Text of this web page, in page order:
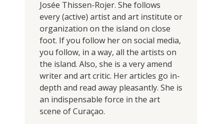
Josée Thissen-Rojer. She follows
every (active) artist and art institute or
organization on the island on close
foot. If you follow her on social media,
you follow, in a way, all the artists on
the island. Also, she is a very amend
writer and art critic. Her articles go in-
depth and read away pleasantly. She is
an indispensable force in the art
scene of Curaçao.